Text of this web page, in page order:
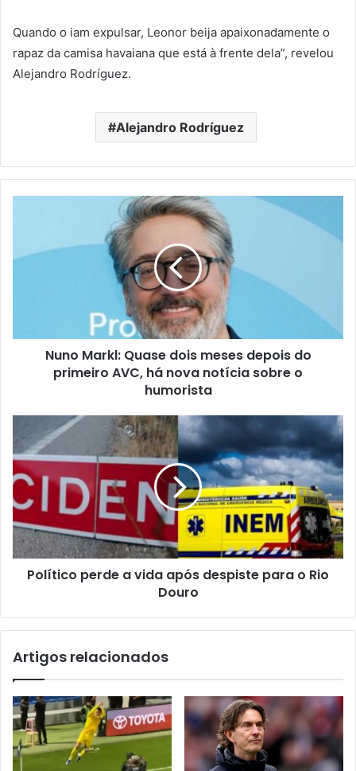
Quando o iam expulsar, Leonor beija apaixonadamente o
rapaz da camisa havaiana que está à frente dela”, revelou
Alejandro Rodríguez.
Alejandro Rodríguez
Nuno Markl: Quase dois meses depois do
primeiro AVC, há nova notícia sobre o
humorista
Político perde a vida após despiste para o Rio
Douro
Artigos relacionados